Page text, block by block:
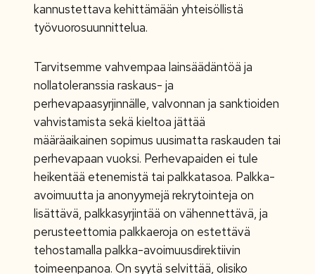
kannustettava kehittämään yhteisöllistä
työvuorosuunnittelua.
Tarvitsemme vahvempaa lainsäädäntöä ja
nollatoleranssia raskaus- ja
perhevapaasyrjinnälle, valvonnan ja sanktioiden
vahvistamista sekä kieltoa jättää
määräaikainen sopimus uusimatta raskauden tai
perhevapaan vuoksi. Perhevapaiden ei tule
heikentää etenemistä tai palkkatasoa. Palkka-
avoimuutta ja anonyymejä rekrytointeja on
lisättävä, palkkasyrjintää on vähennettävä, ja
perusteettomia palkkaeroja on estettävä
tehostamalla palkka-avoimuusdirektiivin
toimeenpanoa. On syytä selvittää, olisiko